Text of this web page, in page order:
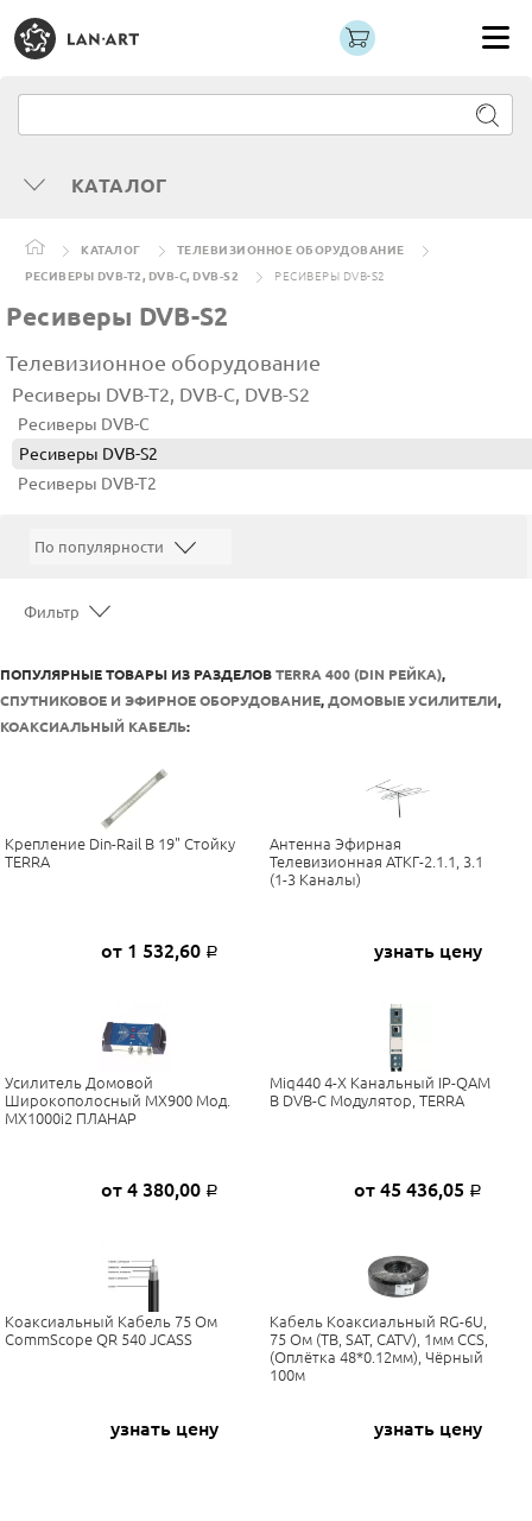
КАТАЛОГ
КАТАЛОГ
ТЕЛЕВИЗИОННОЕ ОБОРУДОВАНИЕ
РЕСИВЕРЫ DVB-T2, DVB-C, DVB-S2
РЕСИВЕРЫ DVB-S2
Ресиверы DVB-S2
Телевизионное оборудование
Ресиверы DVB-T2, DVB-C, DVB-S2
Ресиверы DVB-C
Ресиверы DVB-S2
Ресиверы DVB-T2
Фильтр
ПОПУЛЯРНЫЕ ТОВАРЫ ИЗ РАЗДЕЛОВ TERRA 400 (DIN РЕЙКА),
СПУТНИКОВОЕ И ЭФИРНОЕ ОБОРУДОВАНИЕ, ДОМОВЫЕ УСИЛИТЕЛИ,
КОАКСИАЛЬНЫЙ КАБЕЛЬ:
Крепление Din-Rail В 19" Стойку
TERRA
от 1 532,60 Р
Антенна Эфирная
Телевизионная АТКГ-2.1.1, 3.1
(1-3 Каналы)
узнать цену
Усилитель Домовой
Широкополосный МХ900 Мод.
MX1000i2 ПЛАНАР
от 4 380,00 Р
Miq440 4-Х Канальный IP-QAM
В DVB-C Модулятор, TERRA
от 45 436,05 Р
Коаксиальный Кабель 75 Ом
CommScope QR 540 JCASS
узнать цену
Кабель Коаксиальный RG-6U,
75 Ом (ТВ, SAT, CATV), 1мм CCS,
(оплётка 48*0.12мм), Чёрный
100м
узнать цену